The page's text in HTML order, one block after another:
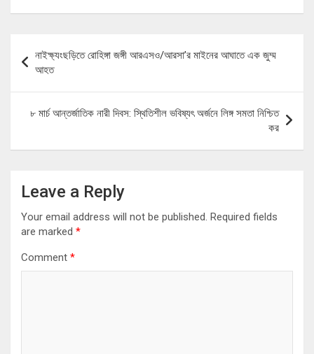
navigation
নাইক্ষ্যংছড়িতে রোহিঙ্গা জঙ্গী আরএসও/আরসা’র মাইনের আঘাতে এক জুম্ম
আহত
৮ মার্চ আন্তর্জাতিক নারী দিবস: স্থিতিশীল ভবিষ্যৎ অর্জনে লিঙ্গ সমতা নিশ্চিত
কর
Leave a Reply
Your email address will not be published. Required fields
are marked *
Comment *